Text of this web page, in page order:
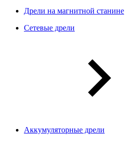
Дрели на магнитной станине
Сетевые дрели
Аккумуляторные дрели